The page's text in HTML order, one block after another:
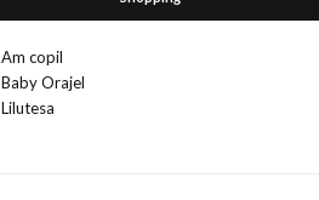
Am copil
Baby Orajel
Lilutesa